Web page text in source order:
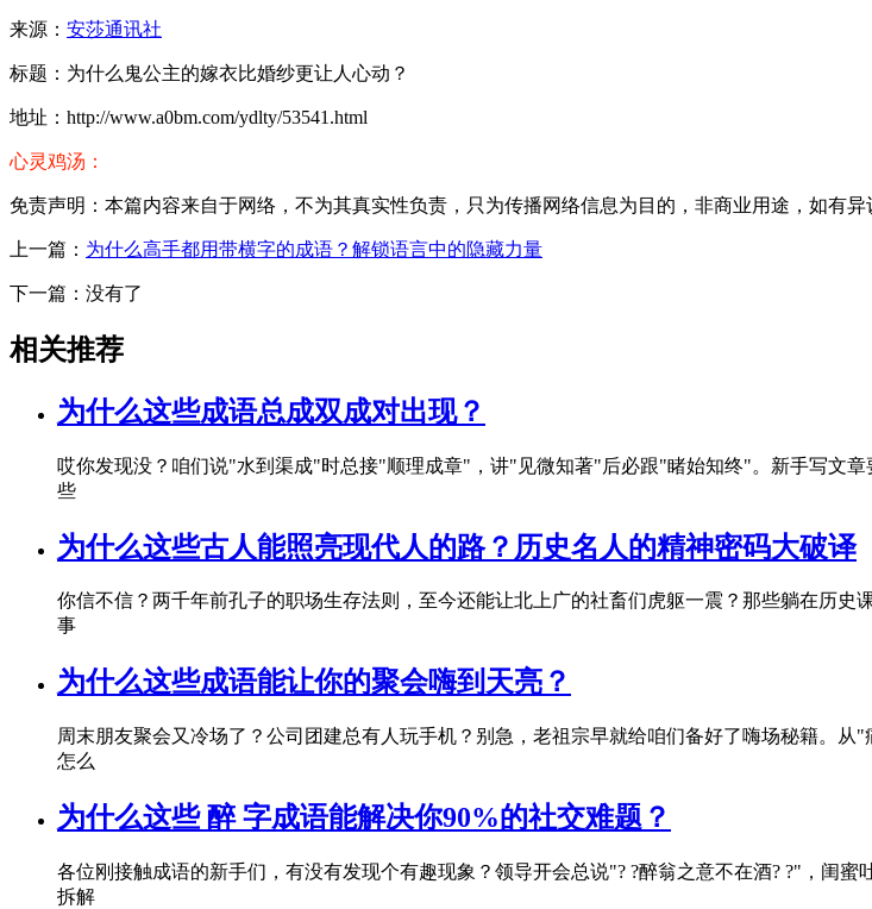
来源： 安莎通讯社
标题：为什么鬼公主的嫁衣比婚纱更让人心动？
地址：http://www.a0bm.com/ydlty/53541.html
心灵鸡汤：
免责声明：本篇内容来自于网络，不为其真实性负责，只为传播网络信息为目的，非商业用途，如有异
上一篇： 为什么高手都用带横字的成语？解锁语言中的隐藏力量
下一篇：没有了
相关推荐
为什么这些成语总成双成对出现？
哎你发现没？咱们说"水到渠成"时总接"顺理成章"，讲"见微知著"后必跟"睹始知终"。新手写文
些
为什么这些古人能照亮现代人的路？历史名人的精神密码大破译
你信不信？两千年前孔子的职场生存法则，至今还能让北上广的社畜们虎躯一震？那些躺在历
事
为什么这些成语能让你的聚会嗨到天亮？
周末朋友聚会又冷场了？公司团建总有人玩手机？别急，老祖宗早就给咱们备好了嗨场秘籍。
怎么
为什么这些 醉 字成语能解决你90%的社交难题？
各位刚接触成语的新手们，有没有发现个有趣现象？领导开会总说"? ?醉翁之意不在酒? ?"，闺
拆解